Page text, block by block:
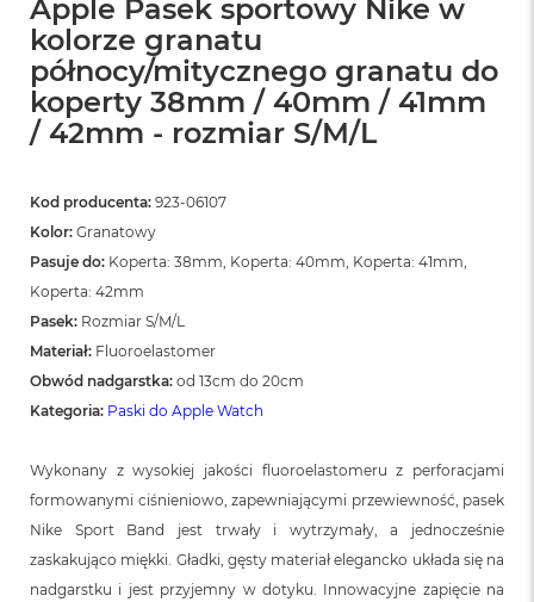
Apple Pasek sportowy Nike w
kolorze granatu
północy/mitycznego granatu do
koperty 38mm / 40mm / 41mm
/ 42mm - rozmiar S/M/L
Kod producenta: 923-06107
Kolor: Granatowy
Pasuje do: Koperta: 38mm, Koperta: 40mm, Koperta: 41mm,
Koperta: 42mm
Pasek: Rozmiar S/M/L
Materiał: Fluoroelastomer
Obwód nadgarstka: od 13cm do 20cm
Kategoria: Paski do Apple Watch
Wykonany z wysokiej jakości fluoroelastomeru z perforacjami
formowanymi ciśnieniowo, zapewniającymi przewiewność, pasek
Nike Sport Band jest trwały i wytrzymały, a jednocześnie
zaskakująco miękki. Gładki, gęsty materiał elegancko układa się na
nadgarstku i jest przyjemny w dotyku. Innowacyjne zapięcie na